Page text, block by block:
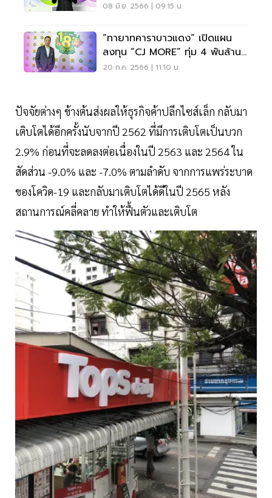
08 มิ.ย. 2566 | 09:15 น.
“ทายาทคาราบาวแดง” เปิดแผน
ลงทุน “CJ MORE” ทุ่ม 4 พันล้าน
ขยาย 250 สาขา
20 ก.ค. 2566 | 11:10 น.
ปัจจัยต่างๆ ข้างต้นส่งผลให้ธุรกิจค้าปลีกไซส์เล็ก กลับมา
เติบโตได้อีกครั้งนับจากปี 2562 ที่มีการเติบโตเป็นบวก
2.9% ก่อนที่จะลดลงต่อเนื่องในปี 2563 และ 2564 ใน
สัดส่วน -9.0% และ -7.0% ตามลำดับ จากการแพร่ระบาด
ของโควิด-19 และกลับมาเติบโตได้ดีในปี 2565 หลัง
สถานการณ์คลี่คลาย ทำให้ฟื้นตัวและเติบโต